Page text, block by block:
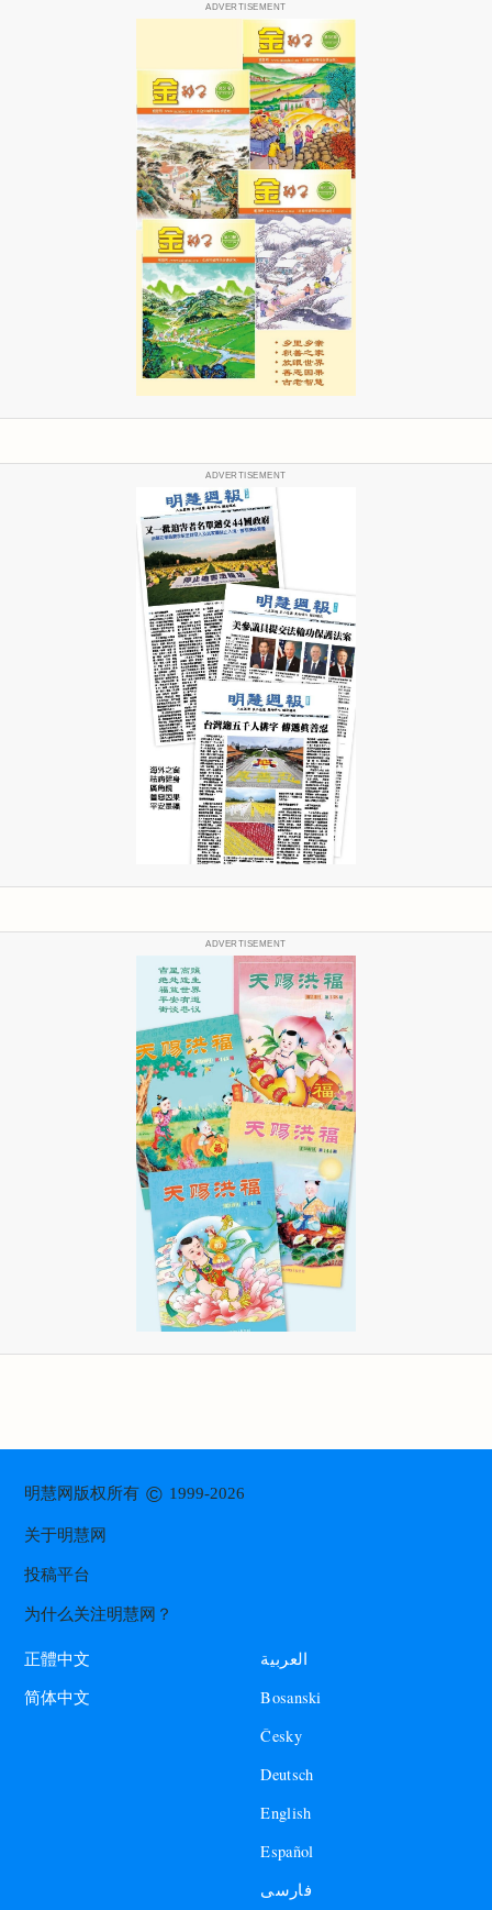
ADVERTISEMENT
ADVERTISEMENT
ADVERTISEMENT
明慧网版权所有© 1999-2026
关于明慧网
投稿平台
为什么关注明慧网？
正體中文
简体中文
العربية
Bosanski
Česky
Deutsch
English
Español
فارسی